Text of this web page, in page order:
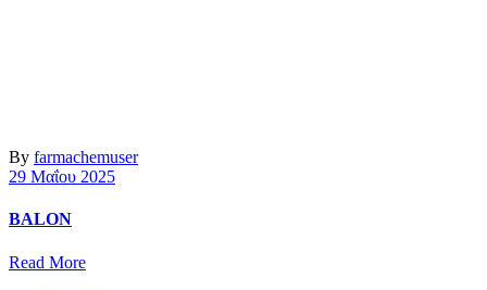
By farmachemuser
29 Μαΐου 2025
BALON
Read More